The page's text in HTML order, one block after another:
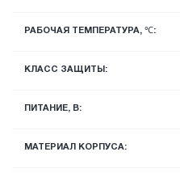
РАБОЧАЯ ТЕМПЕРАТУРА, ℃:
КЛАСС ЗАЩИТЫ:
ПИТАНИЕ, В:
МАТЕРИАЛ КОРПУСА: